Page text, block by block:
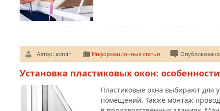
Автор: admin Информационные статьи
Установка пластиковых окон:
Пластиковые окна выбирают для
помещений. Также монтаж